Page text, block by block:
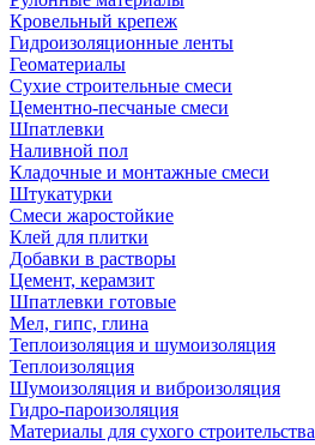
Кровельный крепеж
Гидроизоляционные ленты
Геоматериалы
Сухие строительные смеси
Цементно-песчаные смеси
Шпатлевки
Наливной пол
Кладочные и монтажные смеси
Штукатурки
Смеси жаростойкие
Клей для плитки
Добавки в растворы
Цемент, керамзит
Шпатлевки готовые
Мел, гипс, глина
Теплоизоляция и шумоизоляция
Теплоизоляция
Шумоизоляция и виброизоляция
Гидро-пароизоляция
Материалы для сухого строительства